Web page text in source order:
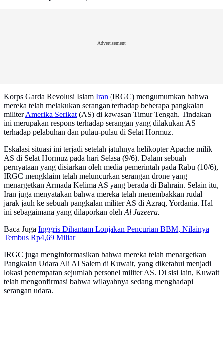
Advertisement
Korps Garda Revolusi Islam Iran (IRGC) mengumumkan bahwa
mereka telah melakukan serangan terhadap beberapa pangkalan
militerAmerika Serikat(AS) di kawasan Timur Tengah. Tindakan
ini merupakan respons terhadap serangan yang dilakukan AS
terhadap pelabuhan dan pulau-pulau di Selat Hormuz.
Eskalasi situasi ini terjadi setelah jatuhnya helikopter Apache milik
AS di Selat Hormuz pada hari Selasa (9/6). Dalam sebuah
pernyataan yang disiarkan oleh media pemerintah pada Rabu (10/6),
IRGC mengklaim telah meluncurkan serangan drone yang
menargetkan Armada Kelima AS yang berada di Bahrain. Selain itu,
Iran juga menyatakan bahwa mereka telah menembakkan rudal
jarak jauh ke sebuah pangkalan militer AS di Azraq, Yordania. Hal
ini sebagaimana yang dilaporkan olehAl Jazeera.
Baca Juga Inggris Dihantam Lonjakan Pencurian BBM, Nilainya
Tembus Rp4,69 Miliar
IRGC juga menginformasikan bahwa mereka telah menargetkan
Pangkalan Udara Ali Al Salem di Kuwait, yang diketahui menjadi
lokasi penempatan sejumlah personel militer AS. Di sisi lain, Kuwait
telah mengonfirmasi bahwa wilayahnya sedang menghadapi
serangan udara.